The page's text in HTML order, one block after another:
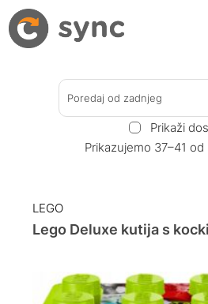
Poredaj od zadnjeg
Prikaži
Prikazujemo 37–41 od
LEGO
Lego Deluxe kutija s